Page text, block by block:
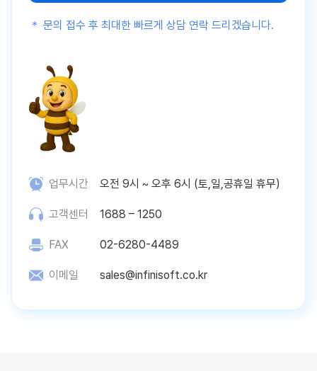
업무시간 오전 9시 ~ 오후 6시 (토,일,공휴일 휴무)
고객센터 1688 – 1250
FAX 02-6280-4489
이메일 sales@infinisoft.co.kr
＊ 문의 접수 후 최대한 빠르게 상담 연락 드리겠습니다.